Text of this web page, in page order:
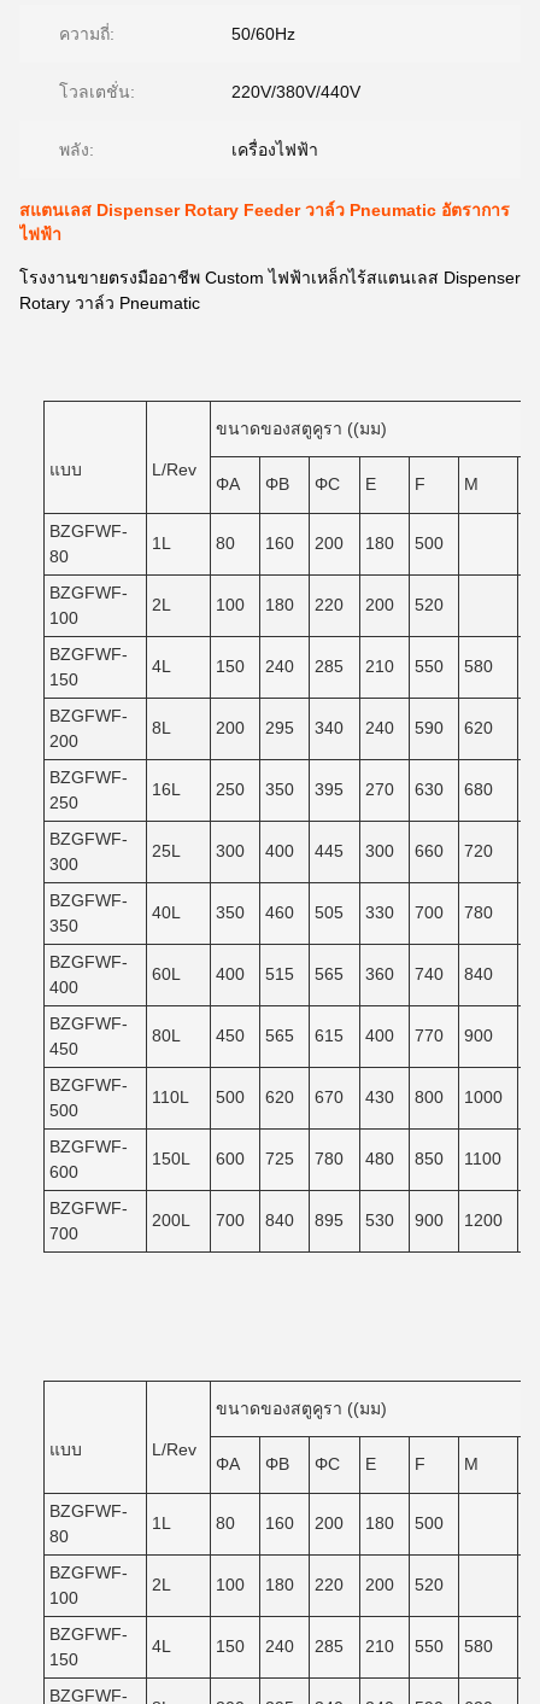
ความถี่: 50/60Hz
โวลเตชั่น: 220V/380V/440V
พลัง: เครื่องไฟฟ้า
สแตนเลส Dispenser Rotary Feeder วาล์ว Pneumatic อัตราการ
ไฟฟ้า
โรงงานขายตรงมืออาชีพ Custom ไฟฟ้าเหล็กไร้สแตนเลส Dispenser
Rotary วาล์ว Pneumatic
แบบ L/Rev
ขนาดของสตูคูรา ((มม)
ΦA ΦB ΦC E F M
BZGFWF-
80
1L 80 160 200 180 500
BZGFWF-
100
2L 100 180 220 200 520
BZGFWF-
150
4L 150 240 285 210 550 580
BZGFWF-
200
8L 200 295 340 240 590 620
BZGFWF-
250
16L 250 350 395 270 630 680
BZGFWF-
300
25L 300 400 445 300 660 720
BZGFWF-
350
40L 350 460 505 330 700 780
BZGFWF-
400
60L 400 515 565 360 740 840
BZGFWF-
450
80L 450 565 615 400 770 900
BZGFWF-
500
110L 500 620 670 430 800 1000
BZGFWF-
600
150L 600 725 780 480 850 1100
BZGFWF-
700
200L 700 840 895 530 900 1200
แบบ L/Rev
ขนาดของสตูคูรา ((มม)
ΦA ΦB ΦC E F M
BZGFWF-
80
1L 80 160 200 180 500
BZGFWF-
100
2L 100 180 220 200 520
BZGFWF-
150
4L 150 240 285 210 550 580
BZGFWF-